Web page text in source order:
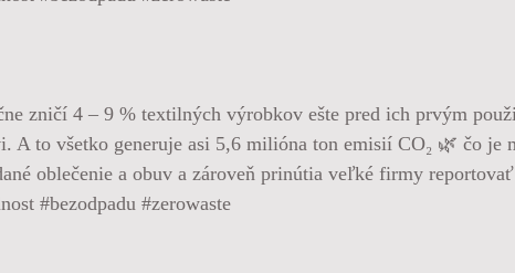
zničí 4 – 9 % textilných výrobkov ešte pred ich prvým
to všetko generuje asi 5,6 milióna ton emisií CO₂ 🌿 čo je
oblečenie a obuv a zároveň prinútia veľké firmy
#bezodpadu #zerowaste